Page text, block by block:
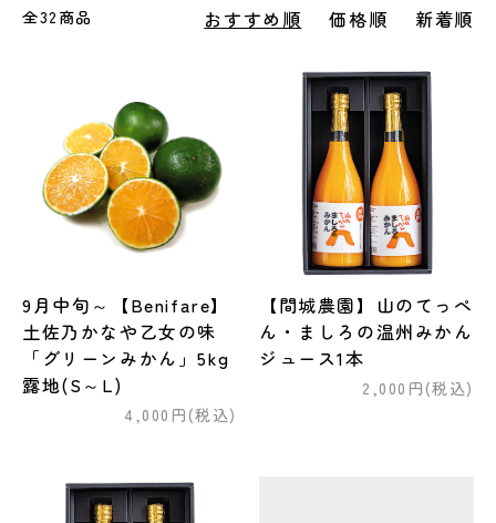
全32商品 おすすめ順 価格順 新着順
9月中旬～【Benifare】
土佐乃かなや乙女の味
「グリーンみかん」5kg
露地(S～L)
4,000円(税込)
【間城農園】山のてっぺ
ん・ましろの温州みかん
ジュース1本
2,000円(税込)